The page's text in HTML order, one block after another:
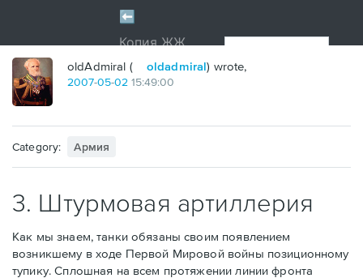
oldAdmiral ( oldadmiral) wrote,
2007-05-02 15:49:00
Category: Армия
3. Штурмовая артиллерия
Как мы знаем, танки обязаны своим появлением
возникшему в ходе Первой Мировой войны позиционному
тупику. Сплошная на всем протяжении линии фронта